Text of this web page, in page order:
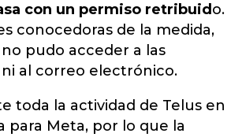
con un permiso retribuid o.
conocedoras de la medida,
pudo acceder a las
al correo electrónico.
toda la actividad de Telus en
para Meta, por lo que la